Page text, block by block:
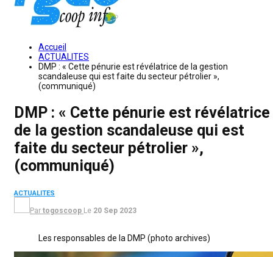
Accueil
ACTUALITES
DMP : « Cette pénurie est révélatrice de la gestion
scandaleuse qui est faite du secteur pétrolier »,
(communiqué)
DMP : « Cette pénurie est révélatrice
de la gestion scandaleuse qui est
faite du secteur pétrolier »,
(communiqué)
ACTUALITES
Par togoscoop Le 20 Sep 2023
Les responsables de la DMP (photo archives)